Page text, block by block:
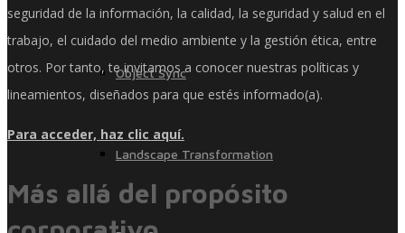
Object Sync
Landscape Transformation
seguridad de la información, la calidad, la seguridad y salud en el
trabajo, el cuidado del medio ambiente y la gestión ética, entre
otros. Por tanto, te invitamos a conocer nuestras políticas y
lineamientos, diseñados para que estés informado(a).
Para acceder, haz clic aquí.
Más allá del propósito